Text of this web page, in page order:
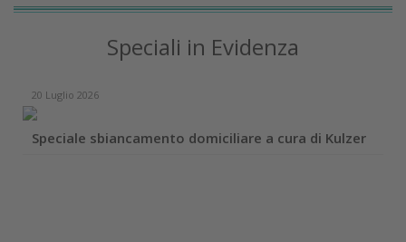
Speciali in Evidenza
20 Luglio 2026
Speciale sbiancamento domiciliare a cura di Kulzer